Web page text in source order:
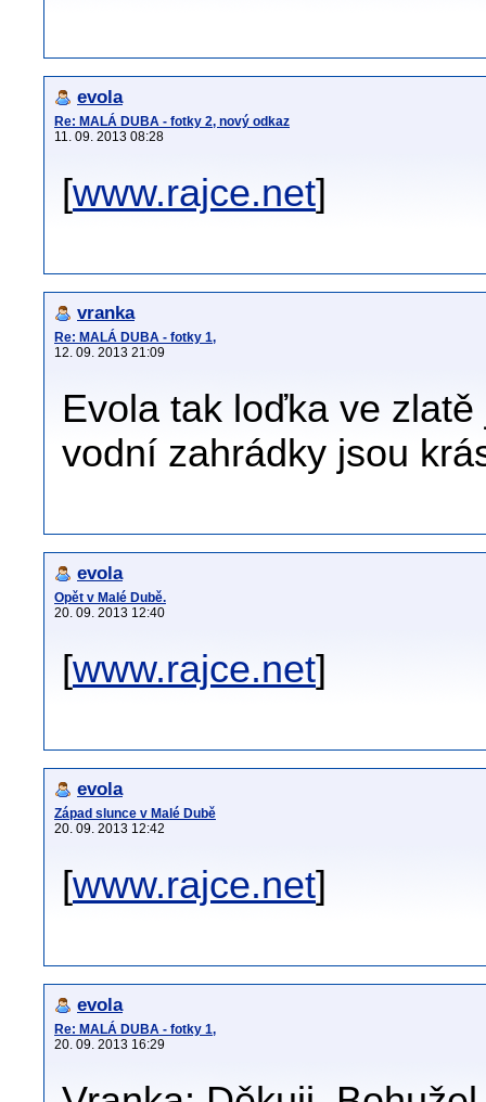
evola
Re: MALÁ DUBA - fotky 2, nový odkaz
11. 09. 2013 08:28
[www.rajce.net]
vranka
Re: MALÁ DUBA - fotky 1,
12. 09. 2013 21:09
Evola tak loďka ve
vodní zahrádky jsou
evola
Opět v Malé Dubě.
20. 09. 2013 12:40
[www.rajce.net]
evola
Západ slunce v Malé Dubě
20. 09. 2013 12:42
[www.rajce.net]
evola
Re: MALÁ DUBA - fotky 1,
20. 09. 2013 16:29